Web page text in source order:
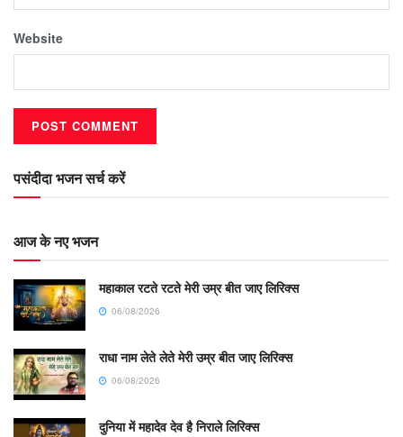
Website
पसंदीदा भजन सर्च करें
आज के नए भजन
महाकाल रटते रटते मेरी उम्र बीत जाए लिरिक्स
06/08/2026
राधा नाम लेते लेते मेरी उम्र बीत जाए लिरिक्स
06/08/2026
दुनिया में महादेव देव है निराले लिरिक्स